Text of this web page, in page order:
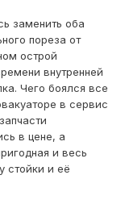
заменить оба
пореза от
острой
внутренней
Чего боялся все
в сервис
в цене, а
и весь
стойки и её